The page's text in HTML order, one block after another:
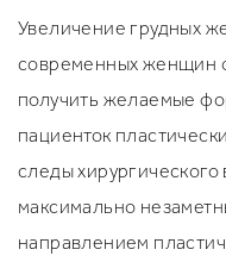
Увеличение грудных
современных женщин
получить желаемые
пациенток
следы
максимально
направлением